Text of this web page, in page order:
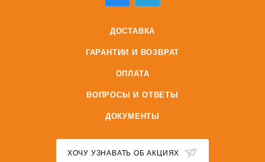
ДОСТАВКА
ГАРАНТИИ И ВОЗВРАТ
ОПЛАТА
ВОПРОСЫ И ОТВЕТЫ
ДОКУМЕНТЫ
ХОЧУ УЗНАВАТЬ ОБ АКЦИЯХ